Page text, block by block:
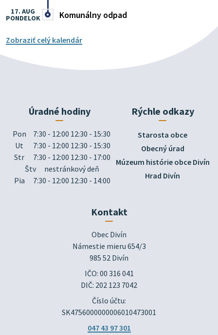
Komunálny odpad
17. AUG
PONDELOK
Zobraziť celý kalendár
Úradné hodiny
Pon
7:30 - 12:00 12:30 - 15:30
Ut
7:30 - 12:00 12:30 - 15:30
Str
7:30 - 12:00 12:30 - 17:00
Štv
nestránkový deň
Pia
7:30 - 12:00 12:30 - 14:00
Rýchle odkazy
Starosta obce
Obecný úrad
Múzeum histórie obce Divín
Hrad Divín
Kontakt
Obec Divín
Námestie mieru 654/3
985 52 Divín
IČO: 00 316 041
DIČ: 202 123 7042
Číslo účtu:
SK4756000000006010473001
047 43 97 301